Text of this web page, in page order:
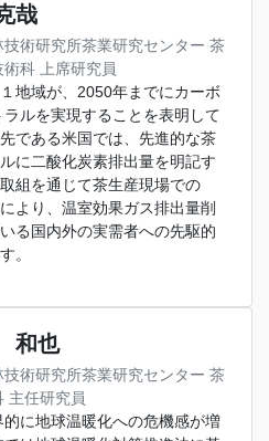
哉
技術研究所茶業研究センター 茶
科 上席研究員
地域が、2050年までにカーボ
ラルを実現することを表明して
である米国では、先進的な茶
に二酸化炭素排出量を明記す
組を通じて茶生産現場での
より、温室効果ガス排出量削
る国内外の実需者への先駆的
。
和也
技術研究所茶業研究センター 茶
主任研究員
的に地球温暖化への危機感が増